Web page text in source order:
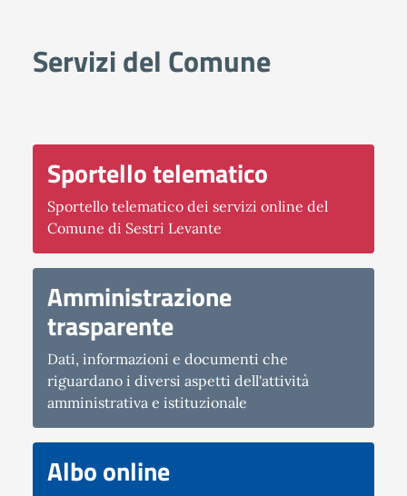
Servizi del Comune
Sportello telematico
Sportello telematico dei servizi online del
Comune di Sestri Levante
Amministrazione
trasparente
Dati, informazioni e documenti che
riguardano i diversi aspetti dell'attività
amministrativa e istituzionale
Albo online